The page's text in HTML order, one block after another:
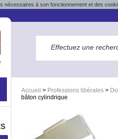
nécessaires à son fonctionnement et des
Accueil > Professions libérales >
bâton cylindrique